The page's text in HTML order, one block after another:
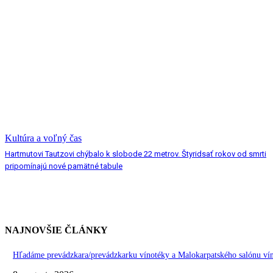
Kultúra a voľný čas
Hartmutovi Tautzovi chýbalo k slobode 22 metrov. Štyridsať rokov od smrti
pripomínajú nové pamätné tabule
NAJNOVŠIE ČLÁNKY
Hľadáme prevádzkara/prevádzkarku vínotéky a Malokarpatského salónu